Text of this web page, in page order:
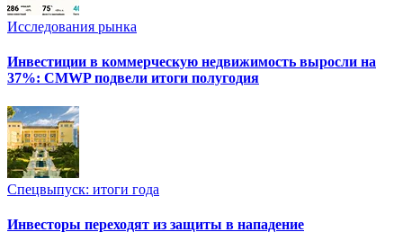
Исследования рынка
Инвестиции в коммерческую недвижимость выросли на
37%: CMWP подвели итоги полугодия
Спецвыпуск: итоги года
Инвесторы переходят из защиты в нападение